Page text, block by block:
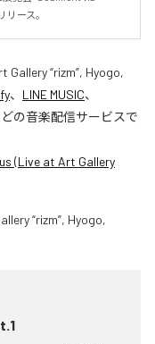
ース。
“rizm”, Hyogo,
、 LINE MUSIC、
の音楽配信サービスで
(Live at Art Gallery